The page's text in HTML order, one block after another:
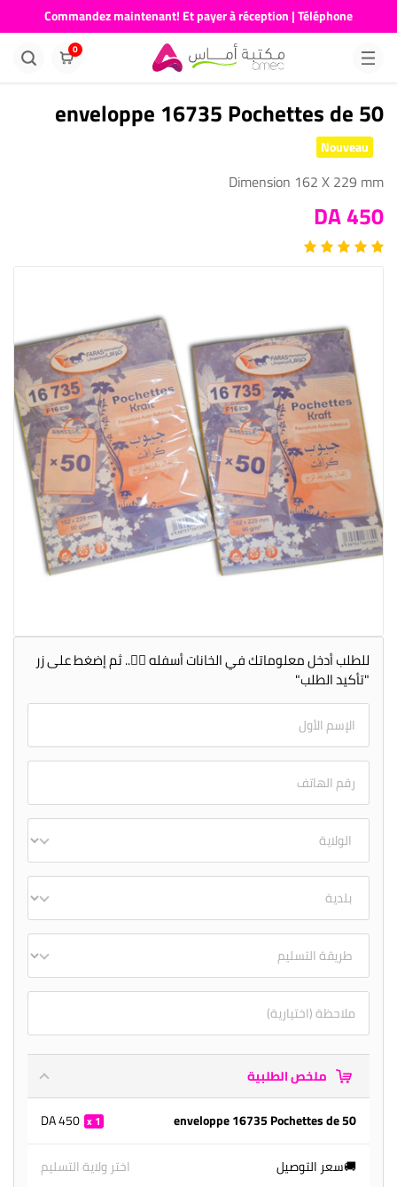
Commandez maintenant! Et payer à réception | Téléphone
676681730
0
enveloppe 16735 Pochettes de 50
Nouveau
Dimension 162 X 229 mm
450 DA
للطلب أدخل معلوماتك في الخانات أسفله 👇🏻.. ثم إضغط على زر
"تأكيد الطلب"
ملخص الطلبية
enveloppe 16735 Pochettes de 50
1
450 DA
🚚سعر التوصيل
اختر ولاية التسليم